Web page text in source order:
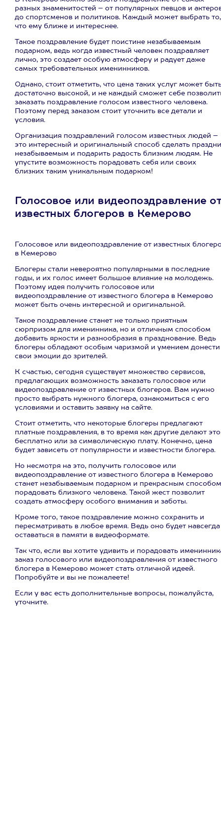
разных знаменитостей – от популярных певцов и
до спортсменов и политиков. Каждый может выбрать то,
что ему ближе и интереснее.
Такое поздравление будет поистине незабываемым
подарком, ведь когда известный человек поздравляет
лично, это создает особую атмосферу и радует даже
самых требовательных именинников.
Однако, стоит отметить, что цена таких услуг может
достаточно высокой, и не каждый сможет себе
заказать поздравление голосом известного человека.
Поэтому перед заказом стоит уточнить все детали и
условия.
Организация поздравлений голосом известных людей –
это интересный и оригинальный способ сделать
незабываемым и подарить радость близким людям. Не
упустите возможность порадовать себя или своих
близких таким уникальным подарком!
Голосовое или видеопоздравление от
известных блогеров в Кемерово
Голосовое или видеопоздравление от известных
в Кемерово
Блогеры стали невероятно популярными в последние
годы, и их голос имеет большое влияние на молодежь.
Поэтому идея получить голосовое или
видеопоздравление от известного блогера в Кемерово
может быть очень интересной и оригинальной.
Такое поздравление станет не только приятным
сюрпризом для именинника, но и отличным способом
добавить яркости и разнообразия в празднование. Ведь
блогеры обладают особым чаризмой и умением донести
свои эмоции до зрителей.
К счастью, сегодня существует множество сервисов,
предлагающих возможность заказать голосовое или
видеопоздравление от известных блогеров. Вам нужно
просто выбрать нужного блогера, ознакомиться с его
условиями и оставить заявку на сайте.
Стоит отметить, что некоторые блогеры предлагают
платные поздравления, в то время как другие делают это
бесплатно или за символическую плату. Конечно, цена
будет зависеть от популярности и известности блогера.
Но несмотря на это, получить голосовое или
видеопоздравление от известного блогера в Кемерово
станет незабываемым подарком и прекрасным способом
порадовать близкого человека. Такой жест позволит
создать атмосферу особого внимания и заботы.
Кроме того, такое поздравление можно сохранить и
пересматривать в любое время. Ведь оно будет навсегда
оставаться в памяти в видеоформате.
Так что, если вы хотите удивить и порадовать
заказ голосового или видеопоздравления от известного
блогера в Кемерово может стать отличной идеей.
Попробуйте и вы не пожалеете!
Если у вас есть дополнительные вопросы, пожалуйста,
уточните.